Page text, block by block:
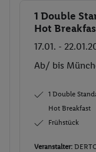
Buchen
1 Double
Hot
17.01. -
Ab/ bis
1 Double
Hot Breakfast
Frühstück
Veranstalter: